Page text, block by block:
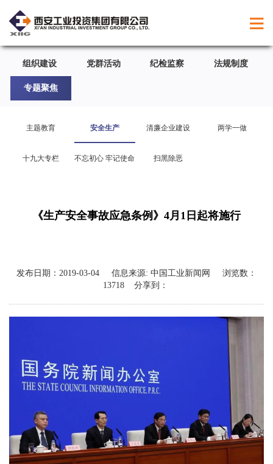
组织建设 党群活动 纪检监察 法规制度
专题聚焦
主题教育 安全生产 清廉企业建设 两学一做
十九大专栏 不忘初心 牢记使命 扫黑除恶
《生产安全事故应急条例》4月1日起将施行
发布日期： 2019-03-04 信息来源: 中国工业新闻网
浏览数：
13718分享到：